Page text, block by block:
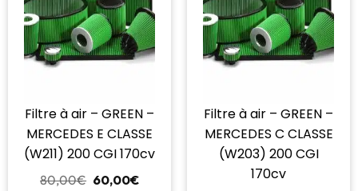
Filtre à air – GREEN –
MERCEDES E CLASSE
(W211) 200 CGI 170cv
80,00€ 60,00€
Filtre à air – GREEN –
MERCEDES C CLASSE
(W203) 200 CGI
170cv